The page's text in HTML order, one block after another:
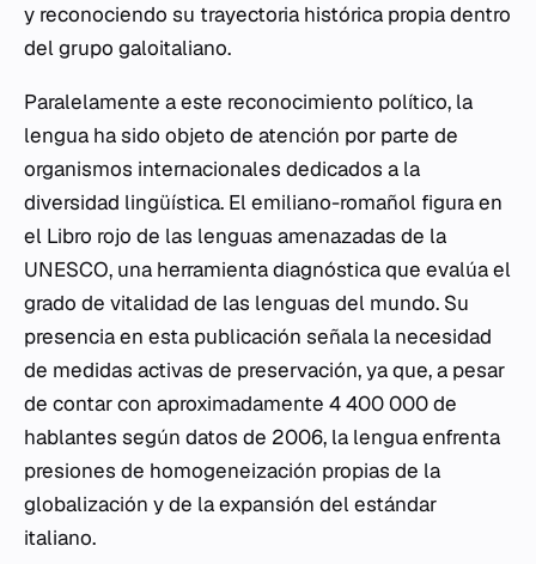
y reconociendo su trayectoria histórica propia dentro
del grupo galoitaliano.
Paralelamente a este reconocimiento político, la
lengua ha sido objeto de atención por parte de
organismos internacionales dedicados a la
diversidad lingüística. El emiliano-romañol figura en
el Libro rojo de las lenguas amenazadas de la
UNESCO, una herramienta diagnóstica que evalúa el
grado de vitalidad de las lenguas del mundo. Su
presencia en esta publicación señala la necesidad
de medidas activas de preservación, ya que, a pesar
de contar con aproximadamente 4 400 000 de
hablantes según datos de 2006, la lengua enfrenta
presiones de homogeneización propias de la
globalización y de la expansión del estándar
italiano.